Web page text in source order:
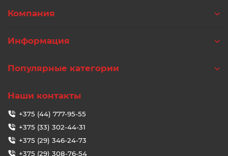
Компания
Информация
Популярные категории
Наши контакты
+375 (44) 777-95-55
+375 (33) 302-44-31
+375 (29) 346-24-73
+375 (29) 308-76-54